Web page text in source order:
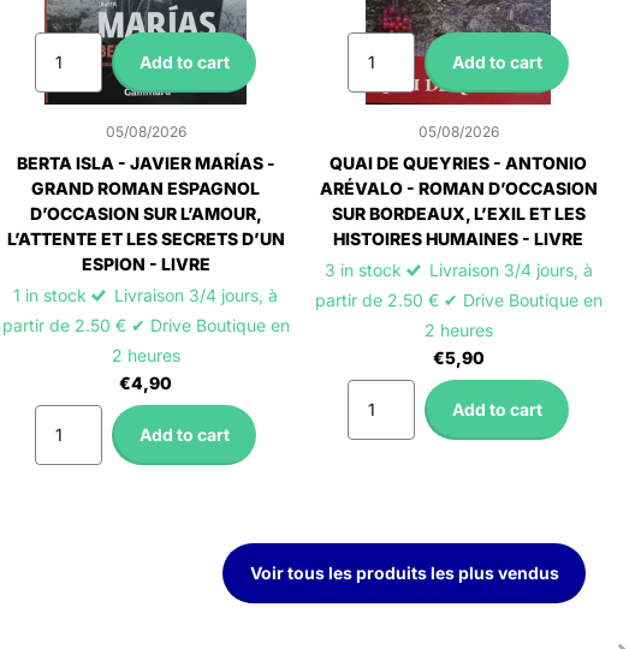
Add to cart
05/08/2026
BERTA ISLA - JAVIER MARÍAS -
GRAND ROMAN ESPAGNOL
D’OCCASION SUR L’AMOUR,
L’ATTENTE ET LES SECRETS D’UN
ESPION - LIVRE
1 in stock
Livraison 3/4 jours, à
partir de 2.50 € ✔ Drive Boutique en
2 heures
€4,90
Add to cart
Add to cart
05/08/2026
QUAI DE QUEYRIES - ANTONIO
ARÉVALO - ROMAN D’OCCASION
SUR BORDEAUX, L’EXIL ET LES
HISTOIRES HUMAINES - LIVRE
3 in stock
Livraison 3/4 jours, à
partir de 2.50 € ✔ Drive Boutique en
2 heures
€5,90
Add to cart
Voir tous les produits les plus vendus